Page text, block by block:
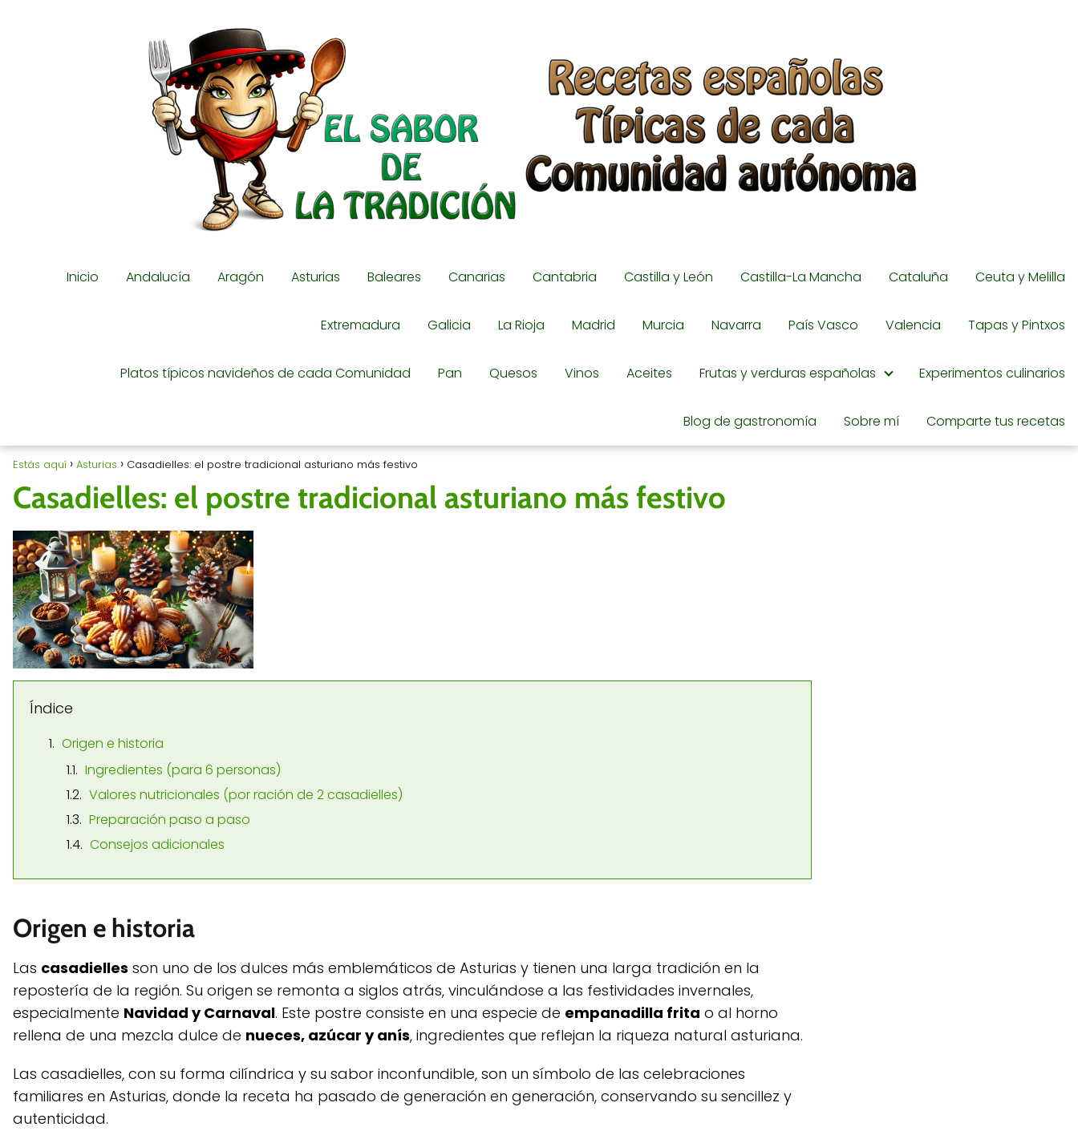
Inicio Andalucía Aragón Asturias Baleares Canarias Cantabria Castilla y León Castilla-La Mancha Cataluña Ceuta y Melilla
Extremadura Galicia La Rioja Madrid Murcia Navarra País Vasco Valencia Tapas y Pintxos
Platos típicos navideños de cada Comunidad Pan Quesos Vinos Aceites Frutas y verduras españolas Experimentos culinarios
Blog de gastronomía Sobre mí Comparte tus recetas
Estás aquí Asturias Casadielles: el postre tradicional asturiano más festivo
Casadielles: el postre tradicional asturiano más festivo
Índice
Origen e historia
Ingredientes (para 6 personas)
Valores nutricionales (por ración de 2 casadielles)
Preparación paso a paso
Consejos adicionales
Origen e historia
Las casadielles son uno de los dulces más emblemáticos de Asturias y tienen una larga tradición en la
repostería de la región. Su origen se remonta a siglos atrás, vinculándose a las festividades invernales,
especialmente Navidad y Carnaval. Este postre consiste en una especie de empanadilla frita o al horno
rellena de una mezcla dulce de nueces, azúcar y anís, ingredientes que reflejan la riqueza natural asturiana.
Las casadielles, con su forma cilíndrica y su sabor inconfundible, son un símbolo de las celebraciones
familiares en Asturias, donde la receta ha pasado de generación en generación, conservando su sencillez y
autenticidad.